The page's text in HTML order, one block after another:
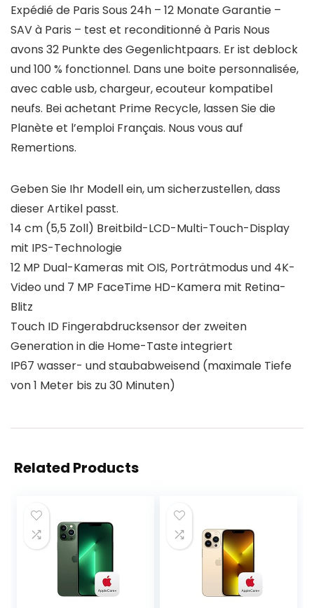
Expédié de Paris Sous 24h – 12 Monate Garantie –
SAV à Paris – test et reconditionné à Paris Nous
avons 32 Punkte des Gegenlichtpaars. Er ist deblock
und 100 % fonctionnel. Dans une boite personnalisée,
avec cable usb, chargeur, ecouteur kompatibel
neufs. Bei achetant Prime Recycle, lassen Sie die
Planète et l’emploi Français. Nous vous auf
Remertions.
Geben Sie Ihr Modell ein, um sicherzustellen, dass
dieser Artikel passt.
14 cm (5,5 Zoll) Breitbild-LCD-Multi-Touch-Display
mit IPS-Technologie
12 MP Dual-Kameras mit OIS, Porträtmodus und 4K-
Video und 7 MP FaceTime HD-Kamera mit Retina-
Blitz
Touch ID Fingerabdrucksensor der zweiten
Generation in die Home-Taste integriert
IP67 wasser- und staubabweisend (maximale Tiefe
von 1 Meter bis zu 30 Minuten)
Related Products